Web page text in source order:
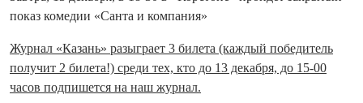
показ комедии «Санта и компания»
Журнал «Казань» разыграет 3 билета (каждый победитель
получит 2 билета!) среди тех, кто до 13 декабря, до 15-00
часов подпишется на наш журнал.